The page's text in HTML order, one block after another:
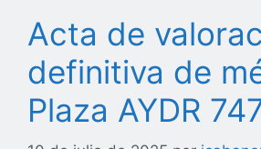
Acta de
definitiva de
Plaza AYDR